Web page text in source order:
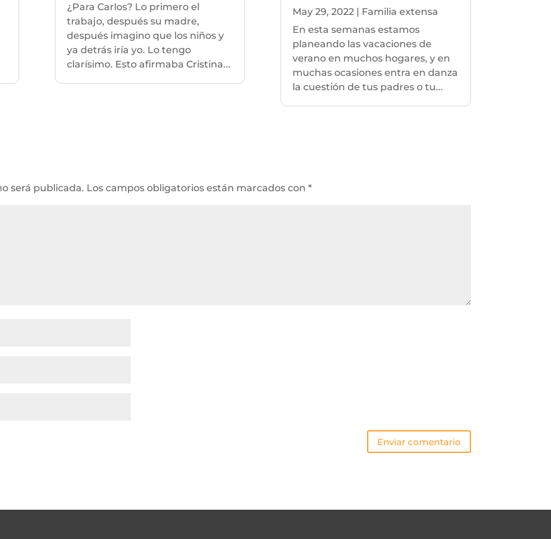
¿Para Carlos? Lo primero el
trabajo, después su madre,
después imagino que los niños y
ya detrás iría yo. Lo tengo
clarísimo. Esto afirmaba Cristina...
May 29, 2022| Familia extensa
En esta semanas estamos
planeando las vacaciones de
verano en muchos hogares, y en
muchas ocasiones entra en danza
la cuestión de tus padres o tu...
será publicada. Los campos obligatorios están marcados con*
Enviar comentario